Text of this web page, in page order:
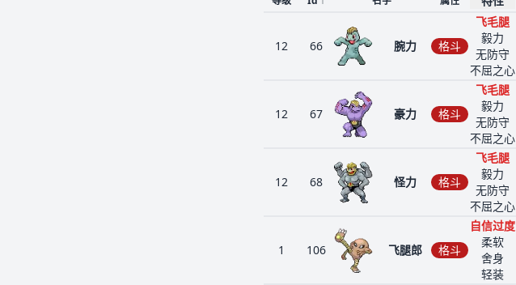
12 66 腕力 格斗
飞毛腿
毅力
无防守
不屈之心
12 67 豪力 格斗
飞毛腿
毅力
无防守
不屈之心
12 68 怪力 格斗
飞毛腿
毅力
无防守
不屈之心
1 106 飞腿郎 格斗
自信过度
柔软
舍身
轻装